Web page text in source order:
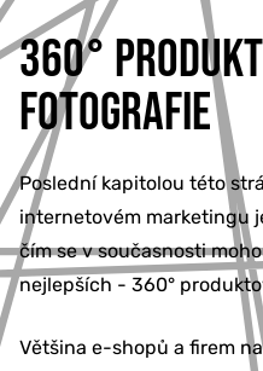
360°
FOTOGRAFIE
Poslední kapitolou této
internetovém marketingu
čím se v současnosti
nejlepších - 360°
Většina e-shopů a firem